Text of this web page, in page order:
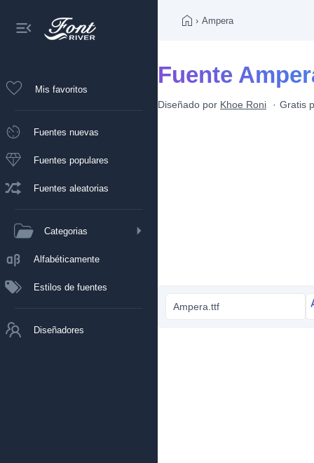
Mis favoritos
Fuentes nuevas
Fuentes populares
Fuentes aleatorias
Categorias
Alfabéticamente
Estilos de fuentes
Diseñadores
› Ampera
Fuente
Diseñado por Khoe Roni Gratis
Ampera.ttf